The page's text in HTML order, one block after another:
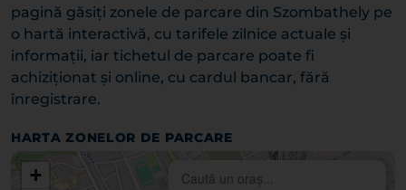
pagină găsiți zonele de parcare din Szombathely pe
o hartă interactivă, cu tarifele zilnice actuale și
informații, iar tichetul de parcare poate fi
achiziționat și online, cu cardul bancar, fără
înregistrare.
HARTA ZONELOR DE PARCARE
+